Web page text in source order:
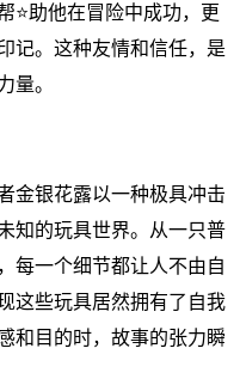
⭐助他在冒险中成功，更
记。这种友情和信任，是
量。
金银花露以一种极具冲击
知的玩具世界。从一只普
每一个细节都让人不由自
这些玩具居然拥有了自我
和目的时，故事的张力瞬